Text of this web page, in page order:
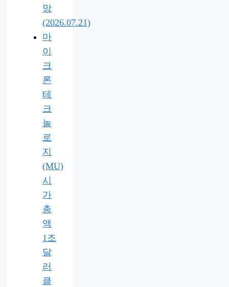
망
(2026.07.21)
마
이
크
론
테
크
놀
로
지
(MU)
시
가
총
액
1조
달
러
클